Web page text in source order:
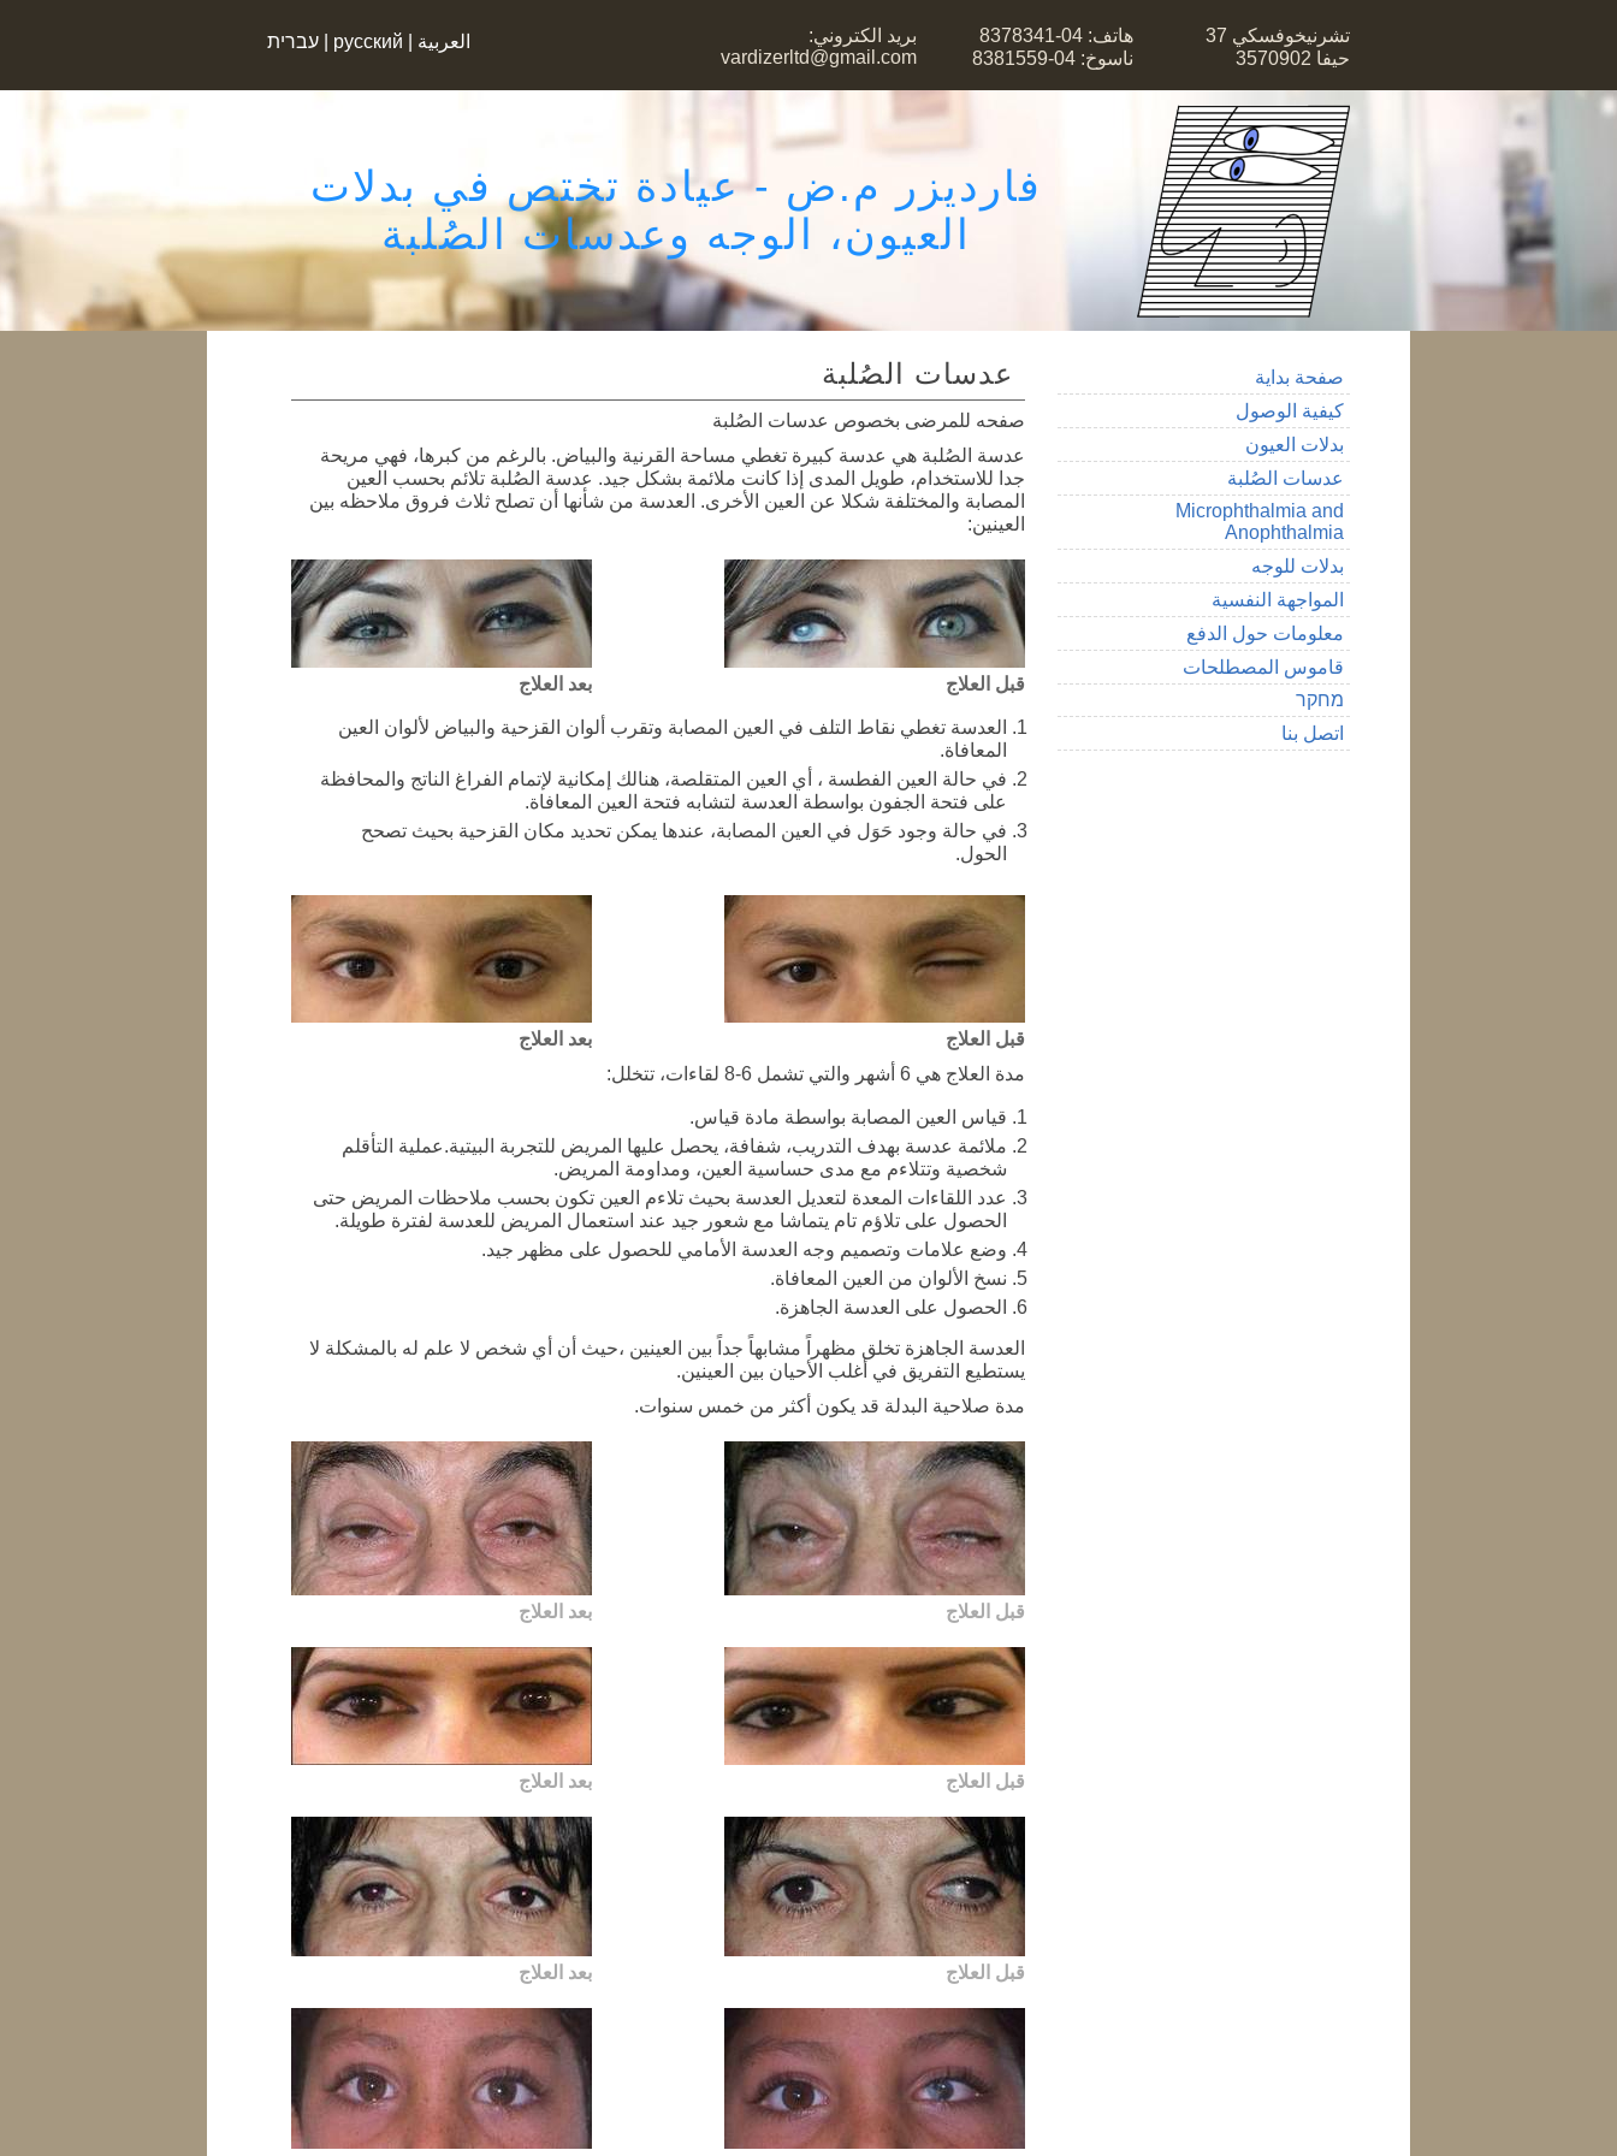
تشرنيخوفسكي 37
حيفا 3570902
هاتف: 04-8378341
ناسوخ: 04-8381559
بريد الكتروني:
vardizerltd@gmail.com
العربية русский עברית
فارديزر م.ض - عيادة تختص في بدلات
العيون، الوجه وعدسات الصُلبة
صفحة بداية
كيفية الوصول
بدلات العيون
عدسات الصُلبة
Microphthalmia and
Anophthalmia
بدلات للوجه
المواجهة النفسية
معلومات حول الدفع
قاموس المصطلحات
מחקר
اتصل بنا
عدسات الصُلبة
صفحه للمرضى بخصوص عدسات الصُلبة
عدسة الصُلبة هي عدسة كبيرة تغطي مساحة القرنية والبياض. بالرغم من كبرها، فهي مريحة
جدا للاستخدام، طويل المدى إذا كانت ملائمة بشكل جيد. عدسة الصُلبة تلائم بحسب العين
المصابة والمختلفة شكلا عن العين الأخرى. العدسة من شأنها أن تصلح ثلاث فروق ملاحظه بين
العينين:
قبل العلاج بعد العلاج
العدسة تغطي نقاط التلف في العين المصابة وتقرب ألوان القزحية والبياض لألوان العين
المعافاة.
في حالة العين الفطسة ، أي العين المتقلصة، هنالك إمكانية لإتمام الفراغ الناتج والمحافظة
على فتحة الجفون بواسطة العدسة لتشابه فتحة العين المعافاة.
في حالة وجود حَوَل في العين المصابة، عندها يمكن تحديد مكان القزحية بحيث تصحح
الحول.
قبل العلاج
بعد العلاج
مدة العلاج هي 6 أشهر والتي تشمل 6-8 لقاءات، تتخلل:
قياس العين المصابة بواسطة مادة قياس.
ملائمة عدسة بهدف التدريب، شفافة، يحصل عليها المريض للتجربة البيتية.عملية التأقلم
شخصية وتتلاءم مع مدى حساسية العين، ومداومة المريض.
عدد اللقاءات المعدة لتعديل العدسة بحيث تلاءم العين تكون بحسب ملاحظات المريض حتى
الحصول على تلاؤم تام يتماشا مع شعور جيد عند استعمال المريض للعدسة لفترة طويلة.
وضع علامات وتصميم وجه العدسة الأمامي للحصول على مظهر جيد.
نسخ الألوان من العين المعافاة.
الحصول على العدسة الجاهزة.
العدسة الجاهزة تخلق مظهراً مشابهاً جداً بين العينين ،حيث أن أي شخص لا علم له بالمشكلة لا
يستطيع التفريق في أغلب الأحيان بين العينين.
مدة صلاحية البدلة قد يكون أكثر من خمس سنوات.
قبل العلاج بعد العلاج
قبل العلاج بعد العلاج
قبل العلاج بعد العلاج